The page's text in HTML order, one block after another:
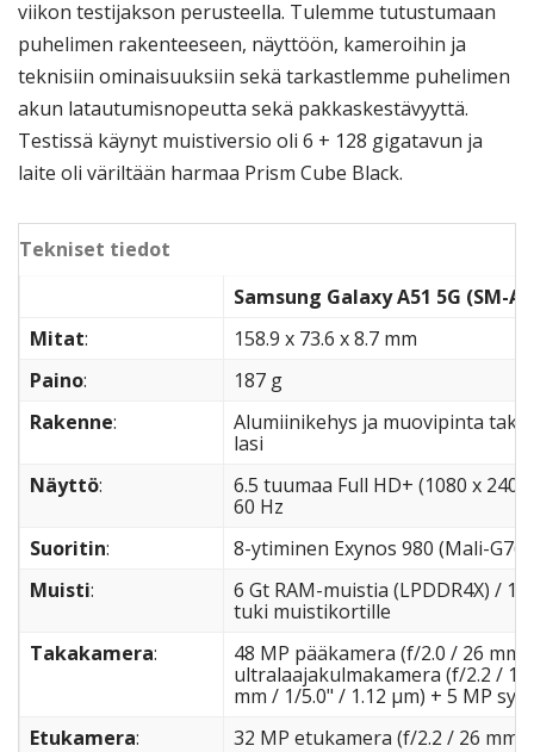
viikon testijakson perusteella. Tulemme tutustumaan
puhelimen rakenteeseen, näyttöön, kameroihin ja
teknisiin ominaisuuksiin sekä tarkastlemme puhelimen
akun latautumisnopeutta sekä pakkaskestävyyttä.
Testissä käynyt muistiversio oli 6 + 128 gigatavun ja
laite oli väriltään harmaa Prism Cube Black.
Tekniset tiedot
Samsung Galaxy A51 5G (SM-
Mitat:
158.9 x 73.6 x 8.7 mm
Paino:
187 g
Rakenne:
Alumiinikehys ja muovipinta
lasi
Näyttö:
6.5 tuumaa Full HD+ (1080 x
60 Hz
Suoritin:
8-ytiminen Exynos 980 (Mali-
Muisti:
6 Gt RAM-muistia (LPDDR4X) /
tuki muistikortille
Takakamera:
48 MP pääkamera (f/2.0 / 26 mm
ultralaajakulmakamera (f/2.2 /
mm / 1/5.0" / 1.12 µm) + 5 MP
Etukamera:
32 MP etukamera (f/2.2 / 26 mm